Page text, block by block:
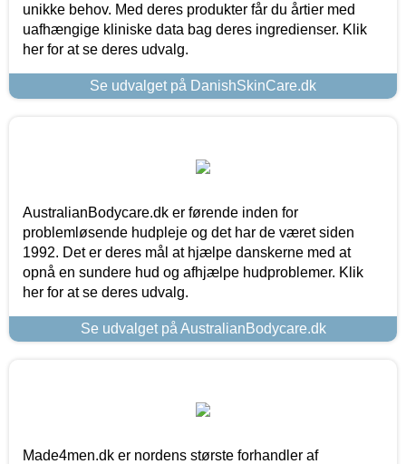
unikke behov. Med deres produkter får du årtier med
uafhængige kliniske data bag deres ingredienser. Klik
her for at se deres udvalg.
Se udvalget på DanishSkinCare.dk
AustralianBodycare.dk er førende inden for
problemløsende hudpleje og det har de været siden
1992. Det er deres mål at hjælpe danskerne med at
opnå en sundere hud og afhjælpe hudproblemer. Klik
her for at se deres udvalg.
Se udvalget på AustralianBodycare.dk
Made4men.dk er nordens største forhandler af